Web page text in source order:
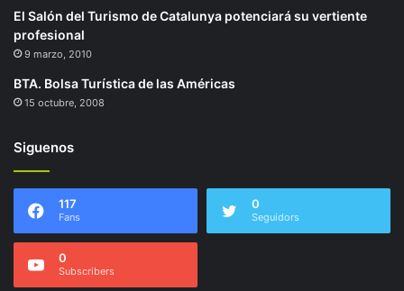
El Salón del Turismo de Catalunya potenciará su vertiente
profesional
9 marzo, 2010
BTA. Bolsa Turística de las Américas
15 octubre, 2008
Siguenos
117
Fans
0
Seguidors
0
Subscribers